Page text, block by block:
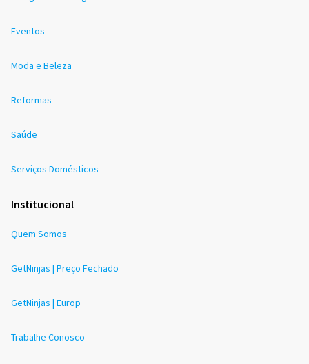
Eventos
Moda e Beleza
Reformas
Saúde
Serviços Domésticos
Institucional
Quem Somos
GetNinjas | Preço Fechado
GetNinjas | Europ
Trabalhe Conosco